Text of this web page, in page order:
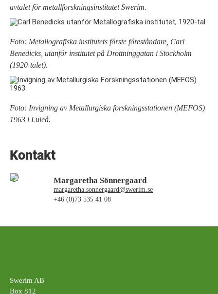
Kontakt
Margaretha Sönnergaard
margaretha.sonnergaard@swerim.se
+46 (0)73 535 41 08
avtalet för metallforskningsinstitutet Swerim.
Foto: Metallografiska institutets förste föreståndare, Carl
Benedicks, utanför institutet på Drottninggatan i Stockholm
(1920-talet).
Foto: Invigning av Metallurgiska forskningsstationen (MEFOS)
1963 i Luleå.
Swerim AB
Box 812